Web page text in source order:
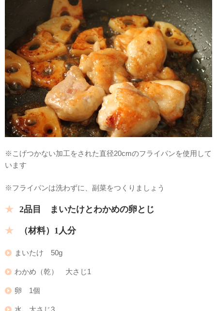
※こげつかない加工をされた直径20cmのフライパンを使用して
います
※フライパンは洗わずに、副菜をつくりましょう
2品目 まいたけとわかめの卵とじ
（材料）1人分
まいたけ 50g
わかめ（乾） 大さじ1
卵 1個
水 大さじ3